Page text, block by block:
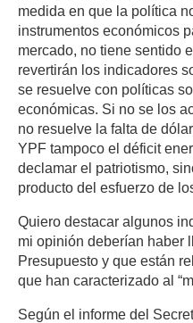
medida en que la política
instrumentos económicos
mercado, no tiene sentido
revertirán los indicadores
se resuelve con políticas
económicas. Si no se los
no resuelve la falta de
YPF tampoco el déficit
declamar el patriotismo,
producto del esfuerzo de
Quiero destacar algunos
mi opinión deberían haber
Presupuesto y que están
que han caracterizado al
Según el informe del